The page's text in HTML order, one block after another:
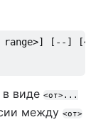
[--]
виде <от>...
между <от>